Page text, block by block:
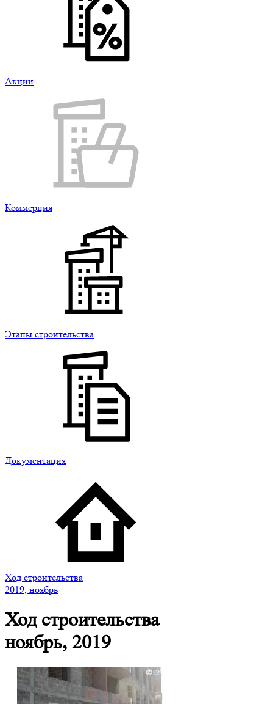
Акции
Коммерция
Этапы строительства
Документация
Ход строительства
2019, ноябрь
Ход строительства
ноябрь, 2019